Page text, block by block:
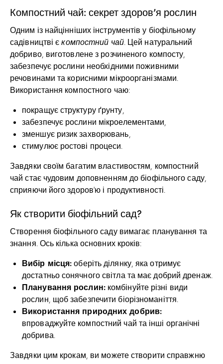
Компостний чай: секрет здоров’я рослин
Одним із найцінніших інструментів у біофільному
садівництві єкомпостний чай. Цей натуральний
добриво, виготовлене з розчиненого компосту,
забезпечує рослини необхідними поживними
речовинами та корисними мікроорганізмами.
Використання компостного чаю:
покращує структуру ґрунту,
забезпечує рослини мікроелементами,
зменшує ризик захворювань,
стимулює ростові процеси.
Завдяки своїм багатим властивостям, компостний
чай стає чудовим доповненням до біофільного саду,
сприяючи його здоров’ю і продуктивності.
Як створити біофільний сад?
Створення біофільного саду вимагає планування та
знання. Ось кілька основних кроків:
Вибір місця: оберіть ділянку, яка отримує
достатньо сонячного світла та має добрий дренаж.
Планування рослин:комбінуйте різні види
рослин, щоб забезпечити біорізноманіття.
Використання природних добрив:
впроваджуйте компостний чай та інші органічні
добрива.
Завдяки цим крокам, ви можете створити справжню